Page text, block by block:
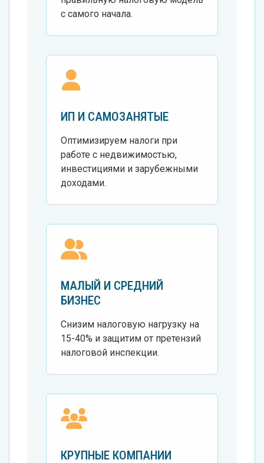
с самого начала.
ИП И САМОЗАНЯТЫЕ
Оптимизируем налоги при
работе с недвижимостью,
инвестициями и зарубежными
доходами.
МАЛЫЙ И СРЕДНИЙ
БИЗНЕС
Снизим налоговую нагрузку на
15-40% и защитим от претензий
налоговой инспекции.
КРУПНЫЕ КОМПАНИИ